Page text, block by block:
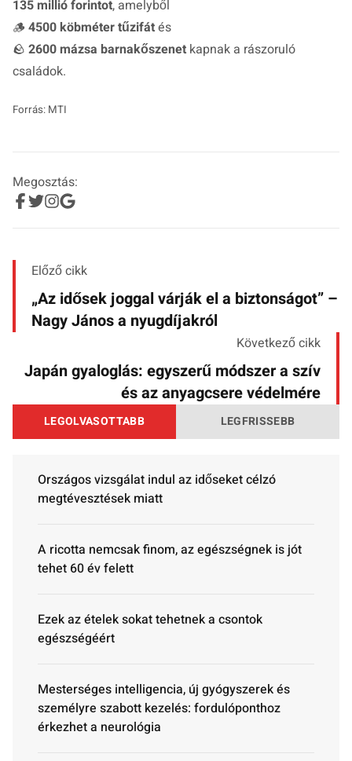
135 millió forintot, amelyből
🪵 4500 köbméter tűzifátés
🪨 2600 mázsa barnakőszenet kapnak a rászoruló
családok.
Forrás: MTI
Megosztás:
Előző cikk
„Az idősek joggal várják el a biztonságot” –
Nagy János a nyugdíjakról
Következő cikk
Japán gyaloglás: egyszerű módszer a szív
és az anyagcsere védelmére
LEGOLVASOTTABB LEGFRISSEBB
Országos vizsgálat indul az időseket célzó
megtévesztések miatt
A ricotta nemcsak finom, az egészségnek is jót
tehet 60 év felett
Ezek az ételek sokat tehetnek a csontok
egészségéért
Mesterséges intelligencia, új gyógyszerek és
személyre szabott kezelés: fordulóponthoz
érkezhet a neurológia